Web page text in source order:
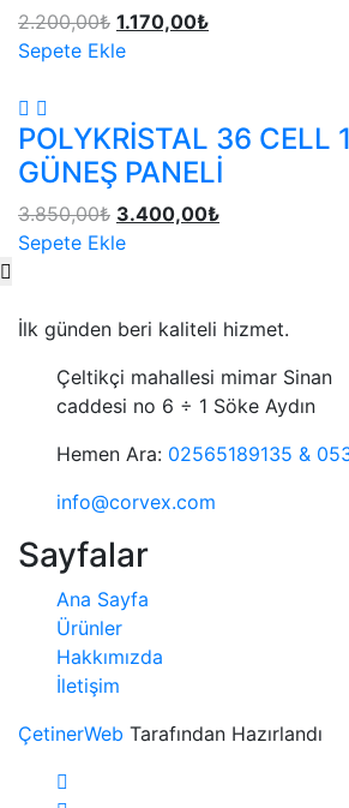
2.200,00₺ 1.170,00₺
Sepete Ekle
POLYKRİSTAL 36 CELL
GÜNEŞ PANELİ
3.850,00₺ 3.400,00₺
Sepete Ekle
İlk günden beri kaliteli hizmet.
Çeltikçi mahallesi mimar Sinan
caddesi no 6 ÷ 1 Söke Aydın
Hemen Ara: 02565189135 &
info@corvex.com
Sayfalar
Ana Sayfa
Ürünler
Hakkımızda
İletişim
ÇetinerWeb Tarafından Hazırlandı